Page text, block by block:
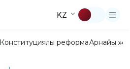
KZ
Конституциялық реформаАрнайы